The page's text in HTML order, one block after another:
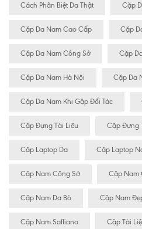
Cách Phân Biệt Da Thật Cặp
Cặp Da Nam Cao Cấp Cặp
Cặp Da Nam Công Sở Cặp
Cặp Da Nam Hà Nội Cặp Da
Cặp Da Nam Khi Gặp Đối Tác
Cặp Đựng Tài Liêu Cặp Đựng
Cặp Laptop Da Cặp Laptop
Cặp Nam Công Sở Cặp Nam
Cặp Nam Da Bò Cặp Nam
Cặp Nam Saffiano Cặp Tài